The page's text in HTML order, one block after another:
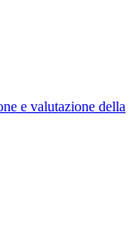
e valutazione della